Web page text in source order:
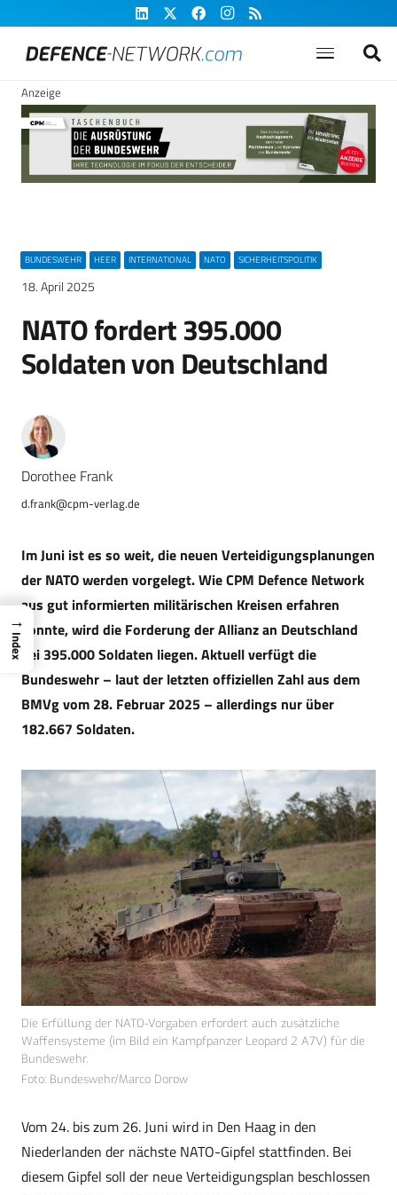
Anzeige
BUNDESWEHR HEER INTERNATIONAL NATO SICHERHEITSPOLITIK
18. April 2025
NATO fordert 395.000
Soldaten von Deutschland
Dorothee Frank
d.frank@cpm-verlag.de
Im Juni ist es so weit, die neuen Verteidigungsplanungen
der NATO werden vorgelegt. Wie CPM Defence Network
aus gut informierten militärischen Kreisen erfahren
konnte, wird die Forderung der Allianz an Deutschland
bei 395.000 Soldaten liegen. Aktuell verfügt die
Bundeswehr – laut der letzten offiziellen Zahl aus dem
BMVg vom 28. Februar 2025 – allerdings nur über
182.667 Soldaten.
Die Erfüllung der NATO-Vorgaben erfordert auch zusätzliche
Waffensysteme (im Bild ein Kampfpanzer Leopard 2 A7V) für die
Bundeswehr.
Foto: Bundeswehr/Marco Dorow
Vom 24. bis zum 26. Juni wird in Den Haag in den
Niederlanden der nächste NATO-Gipfel stattfinden. Bei
diesem Gipfel soll der neue Verteidigungsplan beschlossen
→
Index